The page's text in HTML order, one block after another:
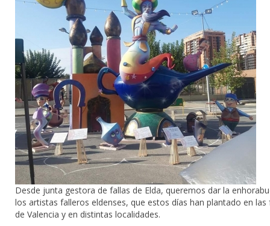
Desde junta gestora de fallas de Elda, queremos dar la
los artistas falleros eldenses, que estos días han plantado en las
de Valencia y en distintas localidades.